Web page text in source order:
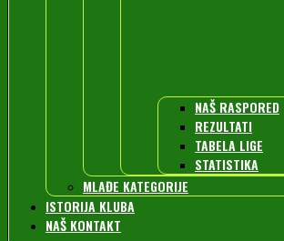
NAŠ RASPORED
REZULTATI
TABELA LIGE
STATISTIKA
MLAĐE KATEGORIJE
ISTORIJA KLUBA
NAŠ KONTAKT